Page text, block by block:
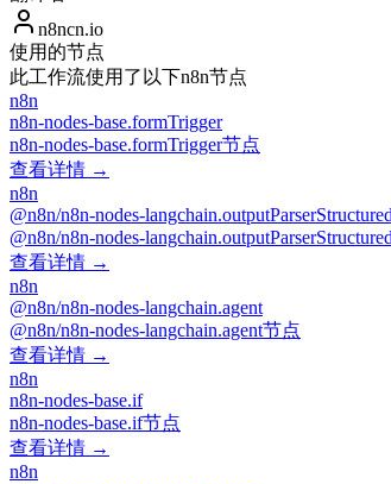
n8ncn.io
使用的节点
此工作流使用了以下n8n节点
n8n
n8n-nodes-base.formTrigger
n8n-nodes-base.formTrigger节点
查看详情 →
n8n
@n8n/n8n-nodes-langchain.outputParserStructured
@n8n/n8n-nodes-
查看详情 →
n8n
@n8n/n8n-nodes-langchain.agent
@n8n/n8n-nodes-langchain.agent节点
查看详情 →
n8n
n8n-nodes-base.if
n8n-nodes-base.if节点
查看详情 →
n8n